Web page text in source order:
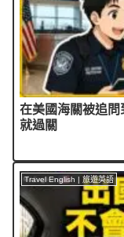
在美國海關被追
就過關
Travel English | 旅遊英語